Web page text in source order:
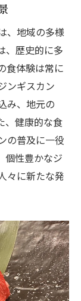
の癒し効
ギスカン
すリラッ
が健康面
由
とで得ら
での食生活
に楽しむ
品川区で
、地域の多様
、歴史的に多
食体験は常に
ンギスカン
み、地元の
、健康的な食
の普及に一役
個性豊かなジ
々に新たな発